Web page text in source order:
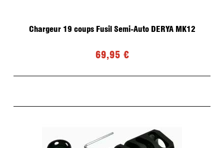
Chargeur 19 coups Fusil Semi-Auto DERYA MK12
69,95 €